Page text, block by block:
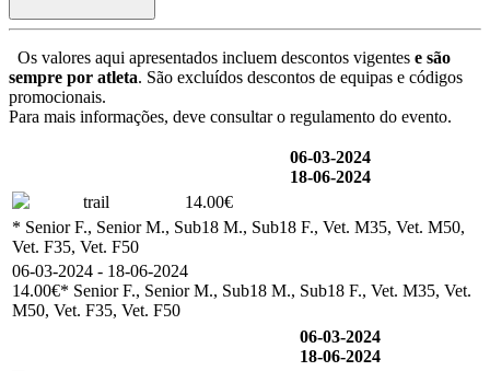
Os valores aqui apresentados incluem descontos vigentes e são
sempre por atleta. São excluídos descontos de equipas e códigos
promocionais.
Para mais informações, deve consultar o regulamento do evento.
06-03-2024
18-06-2024
trail
14.00€
* Senior F., Senior M., Sub18 M., Sub18 F., Vet. M35, Vet. M50,
Vet. F35, Vet. F50
06-03-2024 - 18-06-2024
14.00€* Senior F., Senior M., Sub18 M., Sub18 F., Vet. M35, Vet.
M50, Vet. F35, Vet. F50
06-03-2024
18-06-2024